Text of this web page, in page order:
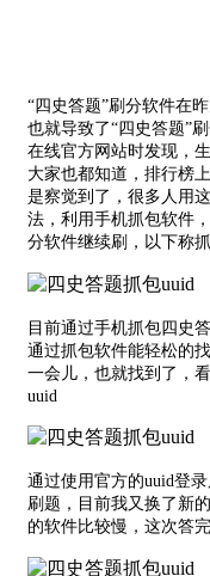
“四史答题”刷分软件在
也就导致了“四史答题”
在线官方网站时发现，
大家也都知道，排行榜
是察觉到了，很多人用
法，利用手机抓包软件
分软件继续刷，以下称
目前通过手机抓包四史
通过抓包软件能轻松的
一会儿，也就找到了，
uuid
通过使用官方的uuid登
刷题，目前我又换了新
的软件比较慢，这次答